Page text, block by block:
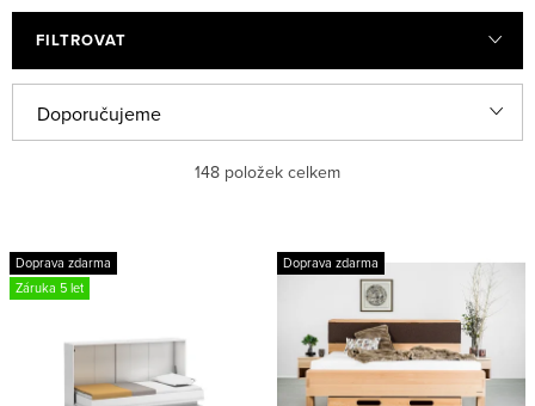
FILTROVAT
a
n
í
Doporučujeme
Nejprodávanější
Abecedně
148 položek celkem
V
ý
Doprava zdarma
Záruka 5 let
Doprava zdarma